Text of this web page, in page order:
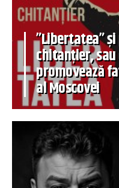
”Libertatea”
chitanțier,
promovează
al Moscovei